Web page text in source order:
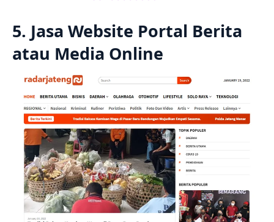
5. Jasa Website Portal Berita
atau Media Online